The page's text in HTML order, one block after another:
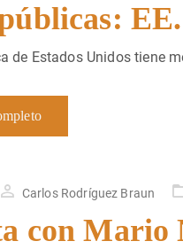
de Estados Unidos tiene
Carlos Rodríguez Braun
con Mario